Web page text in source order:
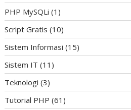
PHP MySQLi (1)
Script Gratis (10)
Sistem Informasi (15)
Sistem IT (11)
Teknologi (3)
Tutorial PHP (61)